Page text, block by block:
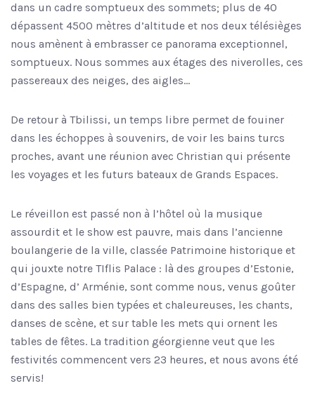
dans un cadre somptueux des sommets; plus de 40
dépassent 4500 mètres d’altitude et nos deux télésièges
nous amènent à embrasser ce panorama exceptionnel,
somptueux. Nous sommes aux étages des niverolles, ces
passereaux des neiges, des aigles…
De retour à Tbilissi, un temps libre permet de fouiner
dans les échoppes à souvenirs, de voir les bains turcs
proches, avant une réunion avec Christian qui présente
les voyages et les futurs bateaux de Grands Espaces.
Le réveillon est passé non à l’hôtel où la musique
assourdit et le show est pauvre, mais dans l’ancienne
boulangerie de la ville, classée Patrimoine historique et
qui jouxte notre TIflis Palace : là des groupes d’Estonie,
d’Espagne, d’ Arménie, sont comme nous, venus goûter
dans des salles bien typées et chaleureuses, les chants,
danses de scène, et sur table les mets qui ornent les
tables de fêtes. La tradition géorgienne veut que les
festivités commencent vers 23 heures, et nous avons été
servis!